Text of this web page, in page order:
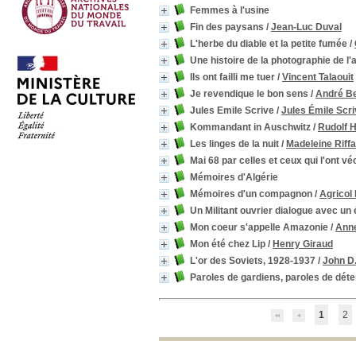
Femmes à l'usine
Fin des paysans / Jean-Luc Duval
L'herbe du diable et la petite fumée /
Une histoire de la photographie de
Ils ont failli me tuer / Vincent Talaouit
Je revendique le bon sens / André
Jules Emile Scrive / Jules Émile
Kommandant in Auschwitz / Rudolf
Les linges de la nuit / Madeleine
Mai 68 par celles et ceux qui l'ont
Mémoires d'Algérie
Mémoires d'un compagnon / Agricol
Un Militant ouvrier dialogue avec un
Mon coeur s'appelle Amazonie /
Mon été chez Lip / Henry Giraud
L'or des Soviets, 1928-1937 / John
Paroles de gardiens, paroles de
1 2